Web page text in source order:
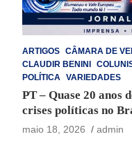
ARTIGOS CÂMARA DE
CLAUDIR BENINI
POLÍTICA
VARIEDADES
PT – Quase 20 anos
crises políticas no
maio 18, 2026 admin